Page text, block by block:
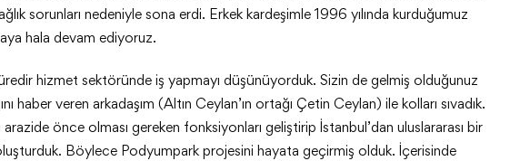
sorunları nedeniyle sona erdi. Erkek kardeşimle 1996 yılında kurduğumuz
hala devam ediyoruz.
hizmet sektöründe iş yapmayı düşünüyorduk. Sizin de gelmiş olduğunuz
haber veren arkadaşım (Altın Ceylan’ın ortağı Çetin Ceylan) ile kolları sıvadık.
önce olması gereken fonksiyonları geliştirip İstanbul’dan uluslararası bir
Böylece Podyumpark projesini hayata geçirmiş olduk. İçerisinde